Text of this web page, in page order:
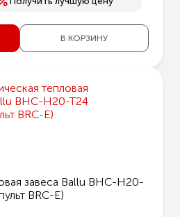
В КОРЗИНУ
завеса Ballu BHC-H20-
BRC-E)